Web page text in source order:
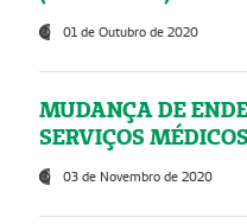
01 de Outubro de 2020
MUDANÇA DE
SERVIÇOS
03 de Novembro de 2020